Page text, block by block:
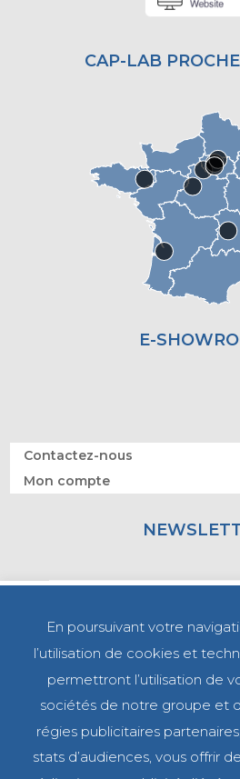
CAP-LAB
E-
Contactez-nous
Mon compte
En poursuivant votre
l’utilisation de cookies et
permettront l’utilisation de
sociétés de notre groupe et
régies publicitaires
stats d’audiences, vous offrir